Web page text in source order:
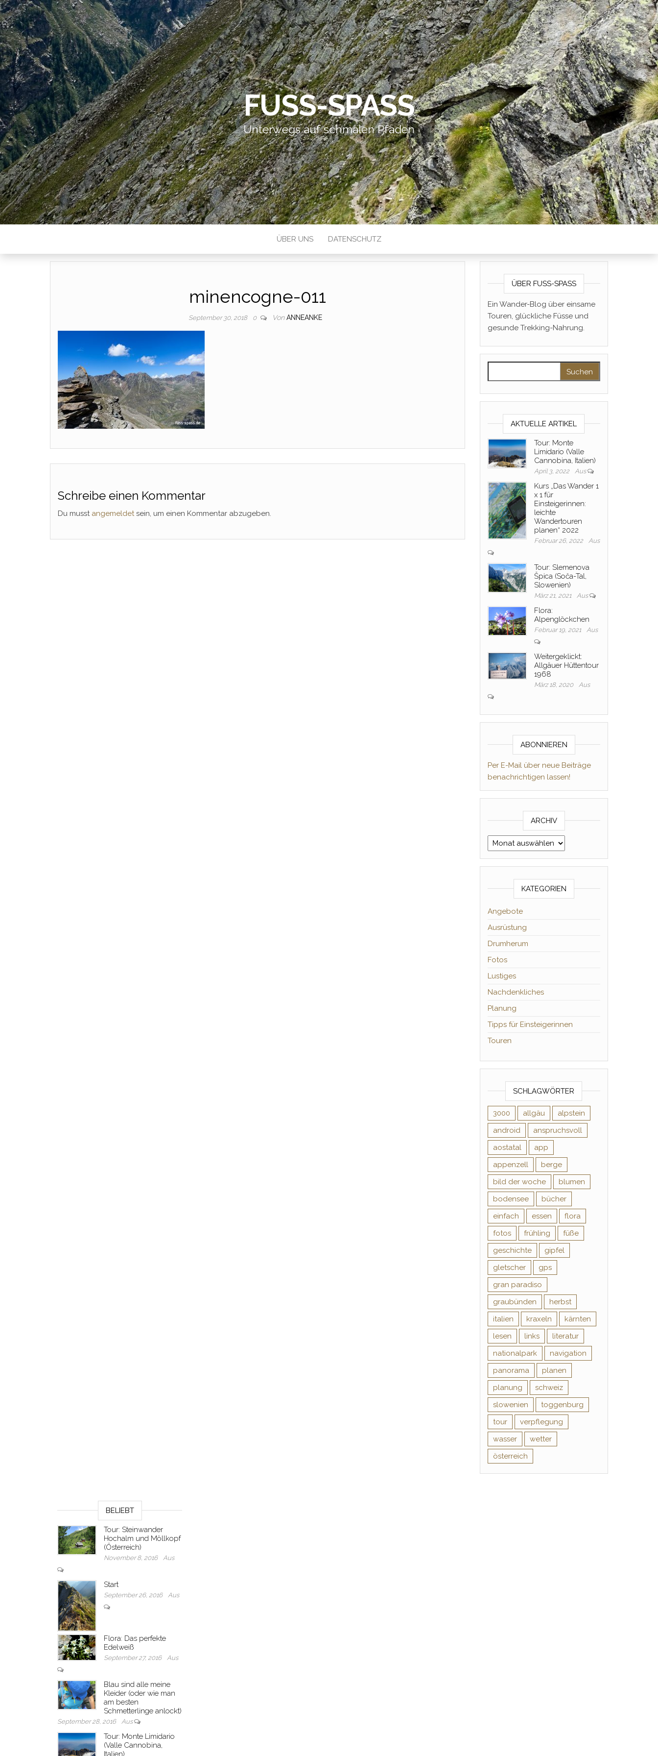
FUSS-SPASS
Unterwegs auf schmalen Pfaden
ÜBER UNS DATENSCHUTZ
minencogne-011
September 30, 2018 0 Von ANNEANKE
Schreibe einen Kommentar
Du musst angemeldetsein, um einen Kommentar abzugeben.
ÜBER FUSS-SPASS
Ein Wander-Blog über einsame
Touren, glückliche Füsse und
gesunde Trekking-Nahrung.
AKTUELLE ARTIKEL
Tour: Monte
Limidario (Valle
Cannobina, Italien)
April 3, 2022 Aus
Kurs „Das Wander 1
x 1 für
Einsteigerinnen:
leichte
Wandertouren
planen“ 2022
Februar 26, 2022 Aus
Tour: Slemenova
Špica (Soča-Tal,
Slowenien)
März 21, 2021 Aus
Flora:
Alpenglöckchen
Februar 19, 2021 Aus
Weitergeklickt:
Allgäuer Hüttentour
1968
März 18, 2020 Aus
ABONNIEREN
Per E-Mail über neue Beiträge
benachrichtigen lassen!
ARCHIV
Archiv
KATEGORIEN
Angebote
Ausrüstung
Drumherum
Fotos
Lustiges
Nachdenkliches
Planung
Tipps für Einsteigerinnen
Touren
SCHLAGWÖRTER
3000 allgäu
alpstein
android
anspruchsvoll
aostatal
app
appenzell
berge
bild der woche
blumen
bodensee
bücher
einfach
essen
flora
fotos
frühling
füße
geschichte
gipfel
gletscher
gps
gran paradiso
graubünden
herbst
italien
kraxeln
kärnten
lesen
links
literatur
nationalpark
navigation
panorama
planen
planung
schweiz
slowenien
toggenburg
tour
verpflegung
wasser
wetter
österreich
BELIEBT
Tour: Steinwander
Hochalm und Möllkopf
(Österreich)
November 8, 2016 Aus
Start
September 26, 2016 Aus
Flora: Das perfekte
Edelweiß
September 27, 2016 Aus
Blau sind alle meine
Kleider (oder wie man
am besten
Schmetterlinge anlockt)
September 28, 2016 Aus
Tour: Monte Limidario
(Valle Cannobina,
Italien)